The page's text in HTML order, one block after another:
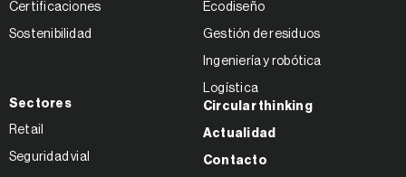
Certificaciones
Sostenibilidad
Ecodiseño
Gestión de residuos
Ingeniería y robótica
Logística
Sectores
Retail
Seguridad vial
Circular thinking
Actualidad
Contacto